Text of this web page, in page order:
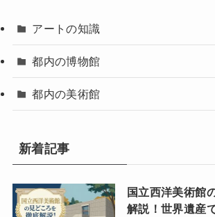
アートの知識
都内の博物館
都内の美術館
新着記事
国立西洋美術館
解説！世界遺産